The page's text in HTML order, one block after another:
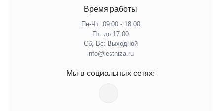
Время работы
Пн-Чт: 09.00 - 18.00
Пт: до 17.00
Сб, Вс: Выходной
info@lestniza.ru
Мы в социальных сетях: